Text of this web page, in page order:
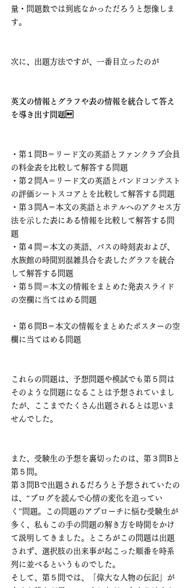
量・問題数では到底なかっただろうと想像しま
す。
次に、出題方法ですが、一番目立ったのが
英文の情報とグラフや表の情報を統合して答え
を導き出す問題
・第１問B＝リード文の英語とファンクラブ会員
の料金表を比較して解答する問題
・第２問A＝リード文の英語とバンドコンテスト
の評価シートスコアとを比較して解答する問題
・第３問A＝本文の英語とホテルへのアクセス方
法を示した表にある情報を比較して解答する問
題
・第４問＝本文の英語、バスの時刻表および、
水族館の時間別混雑具合を表したグラフを統合
して解答する問題
・第５問＝本文の情報をまとめた発表スライド
の空欄に当てはめる問題
・第６問B＝本文の情報をまとめたポスターの空
欄に当てはめる問題
これらの問題は、予想問題や模試でも第５問は
そのような問題になることは予想されていまし
たが、ここまでたくさん出題されるとは思いま
せんでした。
また、受験生の予想を裏切ったのは、第３問Bと
第５問。
第３問Bで出題されるだろうと予想されていたの
は、“ブログを読んで心情の変化を追ってい
く”問題。この問題のアプローチに悩む受験生が
多く、私もこの手の問題の解き方を時間をかけ
て説明してきました。ところがこの問題は出題
されず、選択肢の出来事が起こった順番を時系
列に並べるというものでした。
そして、第５問では、「偉大な人物の伝記」が